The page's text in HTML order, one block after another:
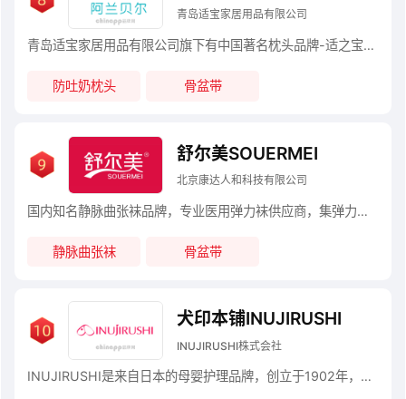
青岛适宝家居用品有限公司
青岛适宝家居用品有限公司旗下有中国著名枕头品牌-适之宝，为中国规模最大的天然枕头生产商，2010年9月10日获得第七届全球网商大会“全球十佳网商”荣誉称号。
防吐奶枕头 骨盆带
舒尔美SOUERMEI
北京康达人和科技有限公司
国内知名静脉曲张袜品牌，专业医用弹力袜供应商，集弹力袜招商代理、电子商务经营为一体的现代化公司北京康达人和科技有限公司坐落于北京，工厂位于宝岛台湾。
静脉曲张袜 骨盆带
犬印本铺INUJIRUSHI
INUJIRUSHI株式会社
INUJIRUSHI是来自日本的母婴护理品牌，创立于1902年，拥有超过百年历史，主要专注孕妇与产后女性护理用品研发与生产，在日本孕产群体中具有较高知名度，属于传统母婴功能型品牌。